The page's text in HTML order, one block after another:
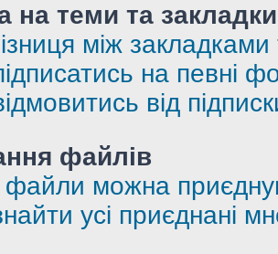
на теми та закладки
між закладками
на певні
від
файлів
файли можна
усі приєднані